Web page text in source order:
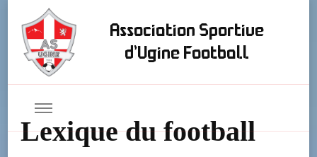
Association Sportive
d'Ugine Football
Lexique du football